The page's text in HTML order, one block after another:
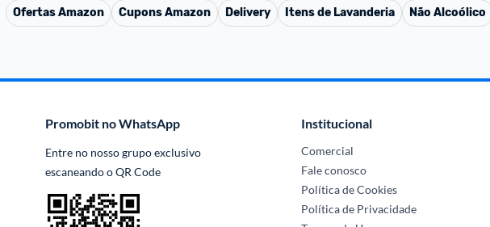
OfertasAmazon CuponsAmazon Delivery Itens de Lavanderia Não Alcoólico
Promobit no WhatsApp
Entre no nosso grupo exclusivo
escaneando o QR Code
Institucional
Comercial
Fale conosco
Política de Cookies
Política de Privacidade